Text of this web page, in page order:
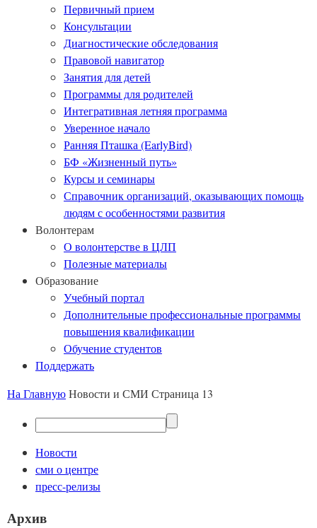
Первичный прием
Консультации
Диагностические обследования
Правовой навигатор
Занятия для детей
Программы для родителей
Интегративная летняя программа
Уверенное начало
Ранняя Пташка (EarlyBird)
БФ «Жизненный путь»
Курсы и семинары
Справочник организаций, оказывающих помощь
людям с особенностями развития
Волонтерам
О волонтерстве в ЦЛП
Полезные материалы
Образование
Учебный портал
Дополнительные профессиональные программы
повышения квалификации
Обучение студентов
Поддержать
На ГлавнуюНовости и СМИ Страница 13
Новости
сми о центре
пресс-релизы
Архив